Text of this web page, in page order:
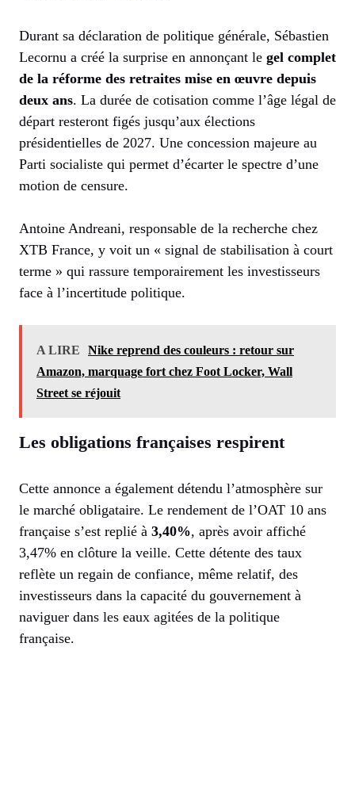
Durant sa déclaration de politique générale, Sébastien
Lecornu a créé la surprise en annonçant le gel complet
de la réforme des retraites mise en œuvre depuis
deux ans. La durée de cotisation comme l’âge légal de
départ resteront figés jusqu’aux élections
présidentielles de 2027. Une concession majeure au
Parti socialiste qui permet d’écarter le spectre d’une
motion de censure.
Antoine Andreani, responsable de la recherche chez
XTB France, y voit un « signal de stabilisation à court
terme » qui rassure temporairement les investisseurs
face à l’incertitude politique.
A LIRE
Nike reprend des couleurs : retour sur
Amazon, marquage fort chez Foot Locker, Wall
Street se réjouit
Les obligations françaises respirent
Cette annonce a également détendu l’atmosphère sur
le marché obligataire. Le rendement de l’OAT 10 ans
française s’est replié à 3,40%, après avoir affiché
3,47% en clôture la veille. Cette détente des taux
reflète un regain de confiance, même relatif, des
investisseurs dans la capacité du gouvernement à
naviguer dans les eaux agitées de la politique
française.